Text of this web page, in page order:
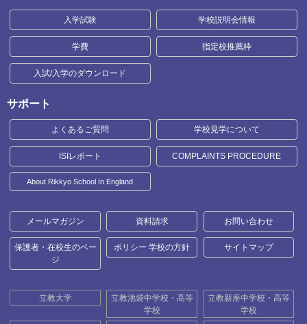
入学試験 学校説明会情報
学費 指定校推薦枠
入試/入学のダウンロード
サポート
よくあるご質問 学校見学について
ISIレポート COMPLAINTS PROCEDURE
About Rikkyo School In England
メールマガジン 資料請求 お問い合わせ
保護者・在校生のペー
ジ
ポリシー 学校の方針 サイトマップ
立教大学
立教池袋中学校・高等
学校
立教新座中学校・高等
学校